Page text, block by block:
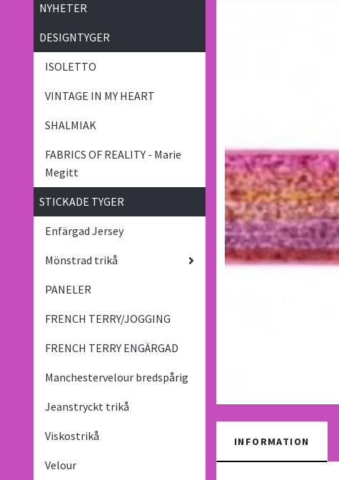
NYHETER
DESIGNTYGER
ISOLETTO
VINTAGE IN MY HEART
SHALMIAK
FABRICS OF REALITY - Marie
Megitt
STICKADE TYGER
Enfärgad Jersey
Mönstrad trikå
PANELER
FRENCH TERRY/JOGGING
FRENCH TERRY ENGÄRGAD
Manchestervelour bredspårig
Jeanstryckt trikå
Viskostrikå
Velour
INFORMATION